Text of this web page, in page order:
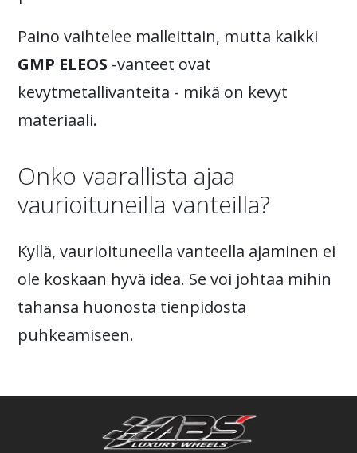
Paino vaihtelee malleittain, mutta kaikki
GMP ELEOS -vanteet ovat
kevytmetallivanteita - mikä on kevyt
materiaali.
Onko vaarallista ajaa
vaurioituneilla vanteilla?
Kyllä, vaurioituneella vanteella ajaminen ei
ole koskaan hyvä idea. Se voi johtaa mihin
tahansa huonosta tienpidosta
puhkeamiseen.